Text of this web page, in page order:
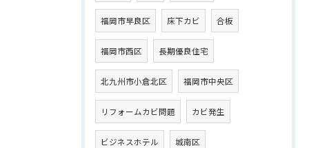
福岡市早良区 床下カビ 合板
福岡市西区 長期優良住宅
北九州市小倉北区 福岡市中央区
リフォームカビ問題 カビ発生
ビジネスホテル 城南区